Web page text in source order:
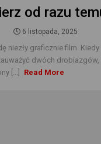
od razu
6 listopada, 2025
niezły graficznie film.
dwóch
[...]
Read More